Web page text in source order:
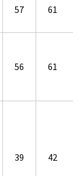
57 61
56 61
39 42